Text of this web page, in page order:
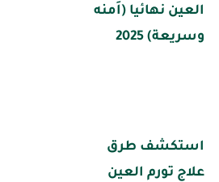
العين نهائيا (اَمنه
وسريعة) 2025
استكشف طرق
علاج تورم العين